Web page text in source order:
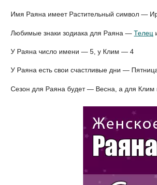
Имя Раяна имеет Растительный символ —
Любимые знаки зодиака для Раяна —Телец
У Раяна число имени — 5, у Клим — 4
У Раяна есть свои счастливые дни —
Сезон для Раяна будет — Весна, а для